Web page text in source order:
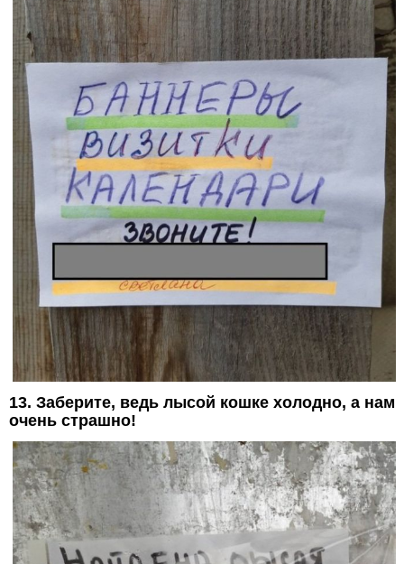
13. Заберите, ведь лысой кошке холодно, а нам
очень страшно!